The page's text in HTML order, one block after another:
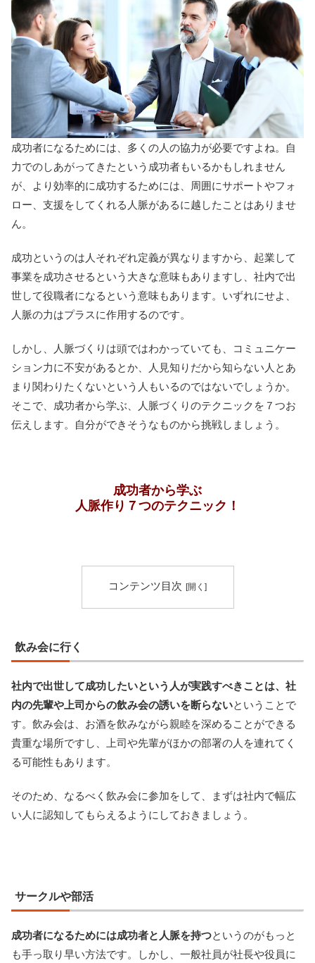
成功者になるためには、多くの人の協力が必要ですよね。自
力でのしあがってきたという成功者もいるかもしれません
が、より効率的に成功するためには、周囲にサポートやフォ
ロー、支援をしてくれる人脈があるに越したことはありませ
ん。
成功というのは人それぞれ定義が異なりますから、起業して
事業を成功させるという大きな意味もありますし、社内で出
世して役職者になるという意味もあります。いずれにせよ、
人脈の力はプラスに作用するのです。
しかし、人脈づくりは頭ではわかっていても、コミュニケー
ション力に不安があるとか、人見知りだから知らない人とあ
まり関わりたくないという人もいるのではないでしょうか。
そこで、成功者から学ぶ、人脈づくりのテクニックを７つお
伝えします。自分ができそうなものから挑戦しましょう。
成功者から学ぶ
人脈作り７つのテクニック！
コンテンツ目次
飲み会に行く
社内で出世して成功したいという人が実践すべきことは、社
内の先輩や上司からの飲み会の誘いを断らないということで
す。飲み会は、お酒を飲みながら親睦を深めることができる
貴重な場所ですし、上司や先輩がほかの部署の人を連れてく
る可能性もあります。
そのため、なるべく飲み会に参加をして、まずは社内で幅広
い人に認知してもらえるようにしておきましょう。
サークルや部活
成功者になるためには成功者と人脈を持つというのがもっと
も手っ取り早い方法です。しかし、一般社員が社長や役員に